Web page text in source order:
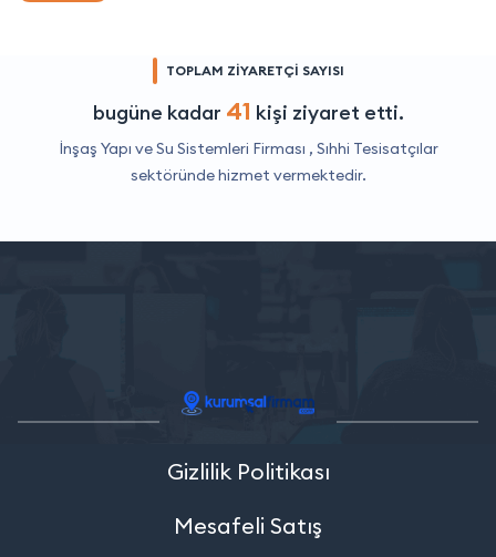
TOPLAM ZİYARETÇİ SAYISI
bugüne kadar 41 kişi ziyaret etti.
İnşaş Yapı ve Su Sistemleri Firması , Sıhhi Tesisatçılar
sektöründe hizmet vermektedir.
Gizlilik Politikası
Mesafeli Satış